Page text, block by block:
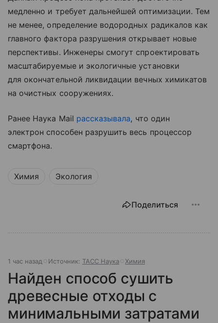
медленно и требует дальнейшей оптимизации. Тем
не менее, определение водородных радикалов как
главного фактора разрушения открывает новые
перспективы. Инженеры смогут спроектировать
масштабируемые и экологичные установки
для окончательной ликвидации вечных химикатов
на очистных сооружениях.
Ранее Наука Mail рассказывала, что один
электрон способен разрушить весь процессор
смартфона.
Химия Экология
Поделиться
1 час назад Источник: ТАСС Наука Химия
Найден способ сушить
древесные отходы с
минимальными затратами